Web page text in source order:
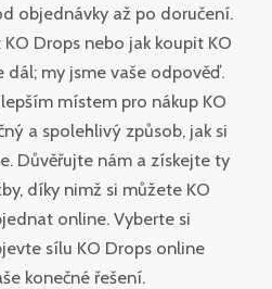
objednávky až po doručení.
Drops nebo jak koupit KO
dál; my jsme vaše odpověď.
místem pro nákup KO
a spolehlivý způsob, jak si
Důvěřujte nám a získejte ty
díky nimž si můžete KO
online. Vyberte si
sílu KO Drops online
konečné řešení.